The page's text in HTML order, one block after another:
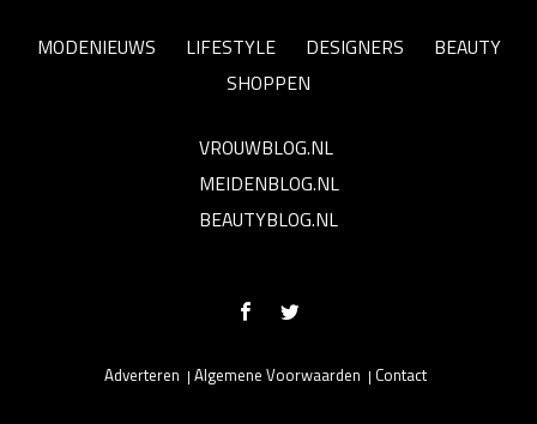
MODENIEUWS LIFESTYLE DESIGNERS
BEAUTY
SHOPPEN
VROUWBLOG.NL
MEIDENBLOG.NL
BEAUTYBLOG.NL
Adverteren Algemene Voorwaarden Contact